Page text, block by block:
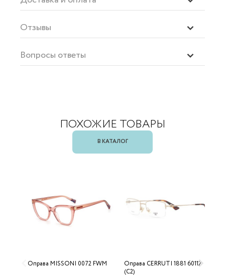
Отзывы
Вопросы ответы
ПОХОЖИЕ ТОВАРЫ
В КАТАЛОГ
Оправа MISSONI 0072 FWM
Оправа CERRUTI 1881 60112
(C2)